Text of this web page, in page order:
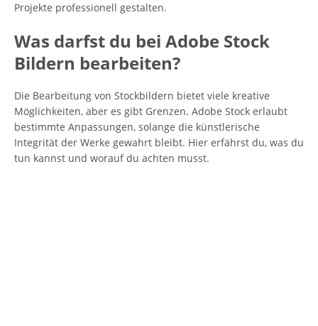
Projekte professionell gestalten.
Was darfst du bei Adobe Stock
Bildern bearbeiten?
Die Bearbeitung von Stockbildern bietet viele kreative
Möglichkeiten, aber es gibt Grenzen. Adobe Stock erlaubt
bestimmte Anpassungen, solange die künstlerische
Integrität der Werke gewahrt bleibt. Hier erfährst du, was du
tun kannst und worauf du achten musst.